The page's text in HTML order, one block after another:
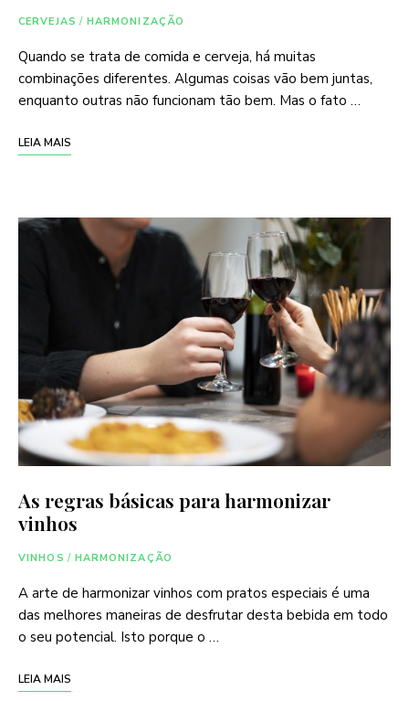
CERVEJAS / HARMONIZAÇÃO
Quando se trata de comida e cerveja, há muitas
combinações diferentes. Algumas coisas vão bem juntas,
enquanto outras não funcionam tão bem. Mas o fato …
LEIA MAIS
As regras básicas para harmonizar
vinhos
VINHOS / HARMONIZAÇÃO
A arte de harmonizar vinhos com pratos especiais é uma
das melhores maneiras de desfrutar desta bebida em todo
o seu potencial. Isto porque o …
LEIA MAIS